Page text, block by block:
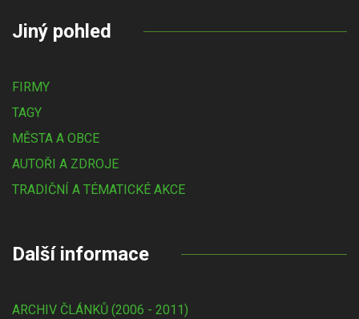
Jiný pohled
FIRMY
TAGY
MĚSTA A OBCE
AUTOŘI A ZDROJE
TRADIČNÍ A TÉMATICKÉ AKCE
Další informace
ARCHIV ČLÁNKŮ (2006 - 2011)